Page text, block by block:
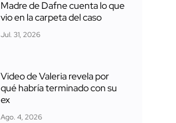
Madre de Dafne cuenta lo que
vio en la carpeta del caso
Jul. 31, 2026
Video de Valeria revela por
qué habría terminado con su
ex
Ago. 4, 2026